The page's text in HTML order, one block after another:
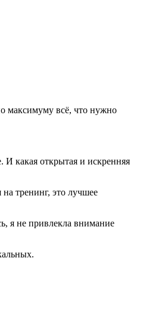
максимуму всё, что нужно
И какая открытая и искренняя
тренинг, это лучшее
я не привлекла внимание